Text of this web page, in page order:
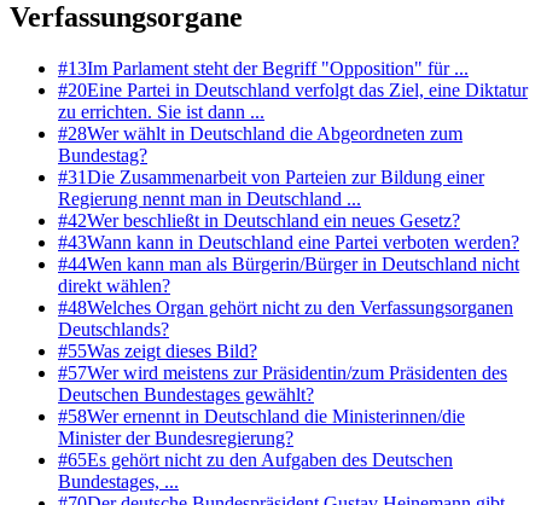
Verfassungsorgane
#13Im Parlament steht der Begriff "Opposition" für ...
#20Eine Partei in Deutschland verfolgt das Ziel, eine Diktatur
zu errichten. Sie ist dann ...
#28Wer wählt in Deutschland die Abgeordneten zum
Bundestag?
#31Die Zusammenarbeit von Parteien zur Bildung einer
Regierung nennt man in Deutschland ...
#42Wer beschließt in Deutschland ein neues Gesetz?
#43Wann kann in Deutschland eine Partei verboten werden?
#44Wen kann man als Bürgerin/Bürger in Deutschland nicht
direkt wählen?
#48Welches Organ gehört nicht zu den Verfassungsorganen
Deutschlands?
#55Was zeigt dieses Bild?
#57Wer wird meistens zur Präsidentin/zum Präsidenten des
Deutschen Bundestages gewählt?
#58Wer ernennt in Deutschland die Ministerinnen/die
Minister der Bundesregierung?
#65Es gehört nicht zu den Aufgaben des Deutschen
Bundestages, ...